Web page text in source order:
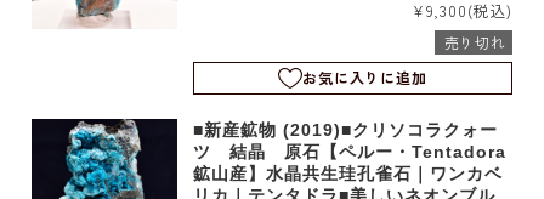
¥9,300(税込)
売り切れ
お気に入りに追加
■新産鉱物 (2019)■クリソコラクォー
ツ 結晶 原石【ペルー・Tentadora
鉱山産】水晶共生珪孔雀石｜ワンカベ
リカ｜テンタドラ■美しいネオンブル